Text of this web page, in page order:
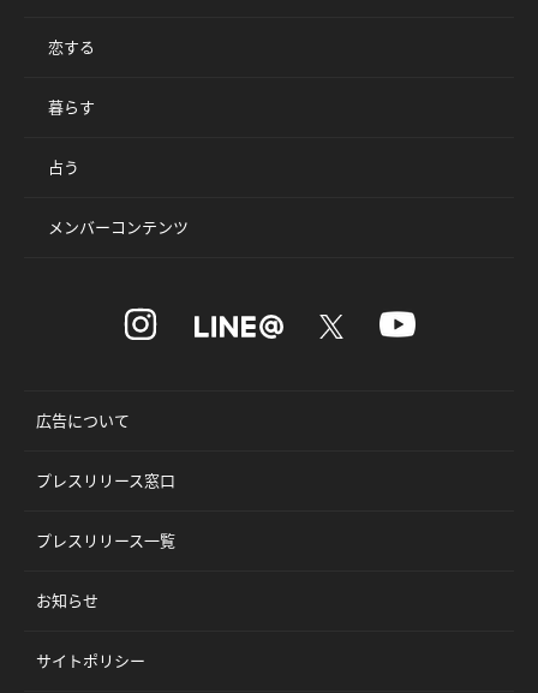
恋する
暮らす
占う
メンバーコンテンツ
広告について
プレスリリース窓口
プレスリリース一覧
お知らせ
サイトポリシー